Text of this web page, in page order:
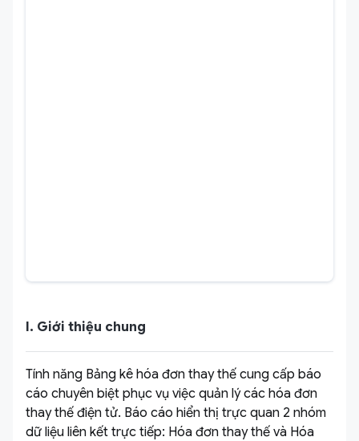
I. Giới thiệu chung
Tính năng Bảng kê hóa đơn thay thế cung cấp báo
cáo chuyên biệt phục vụ việc quản lý các hóa đơn
thay thế điện tử. Báo cáo hiển thị trực quan 2 nhóm
dữ liệu liên kết trực tiếp: Hóa đơn thay thế và Hóa